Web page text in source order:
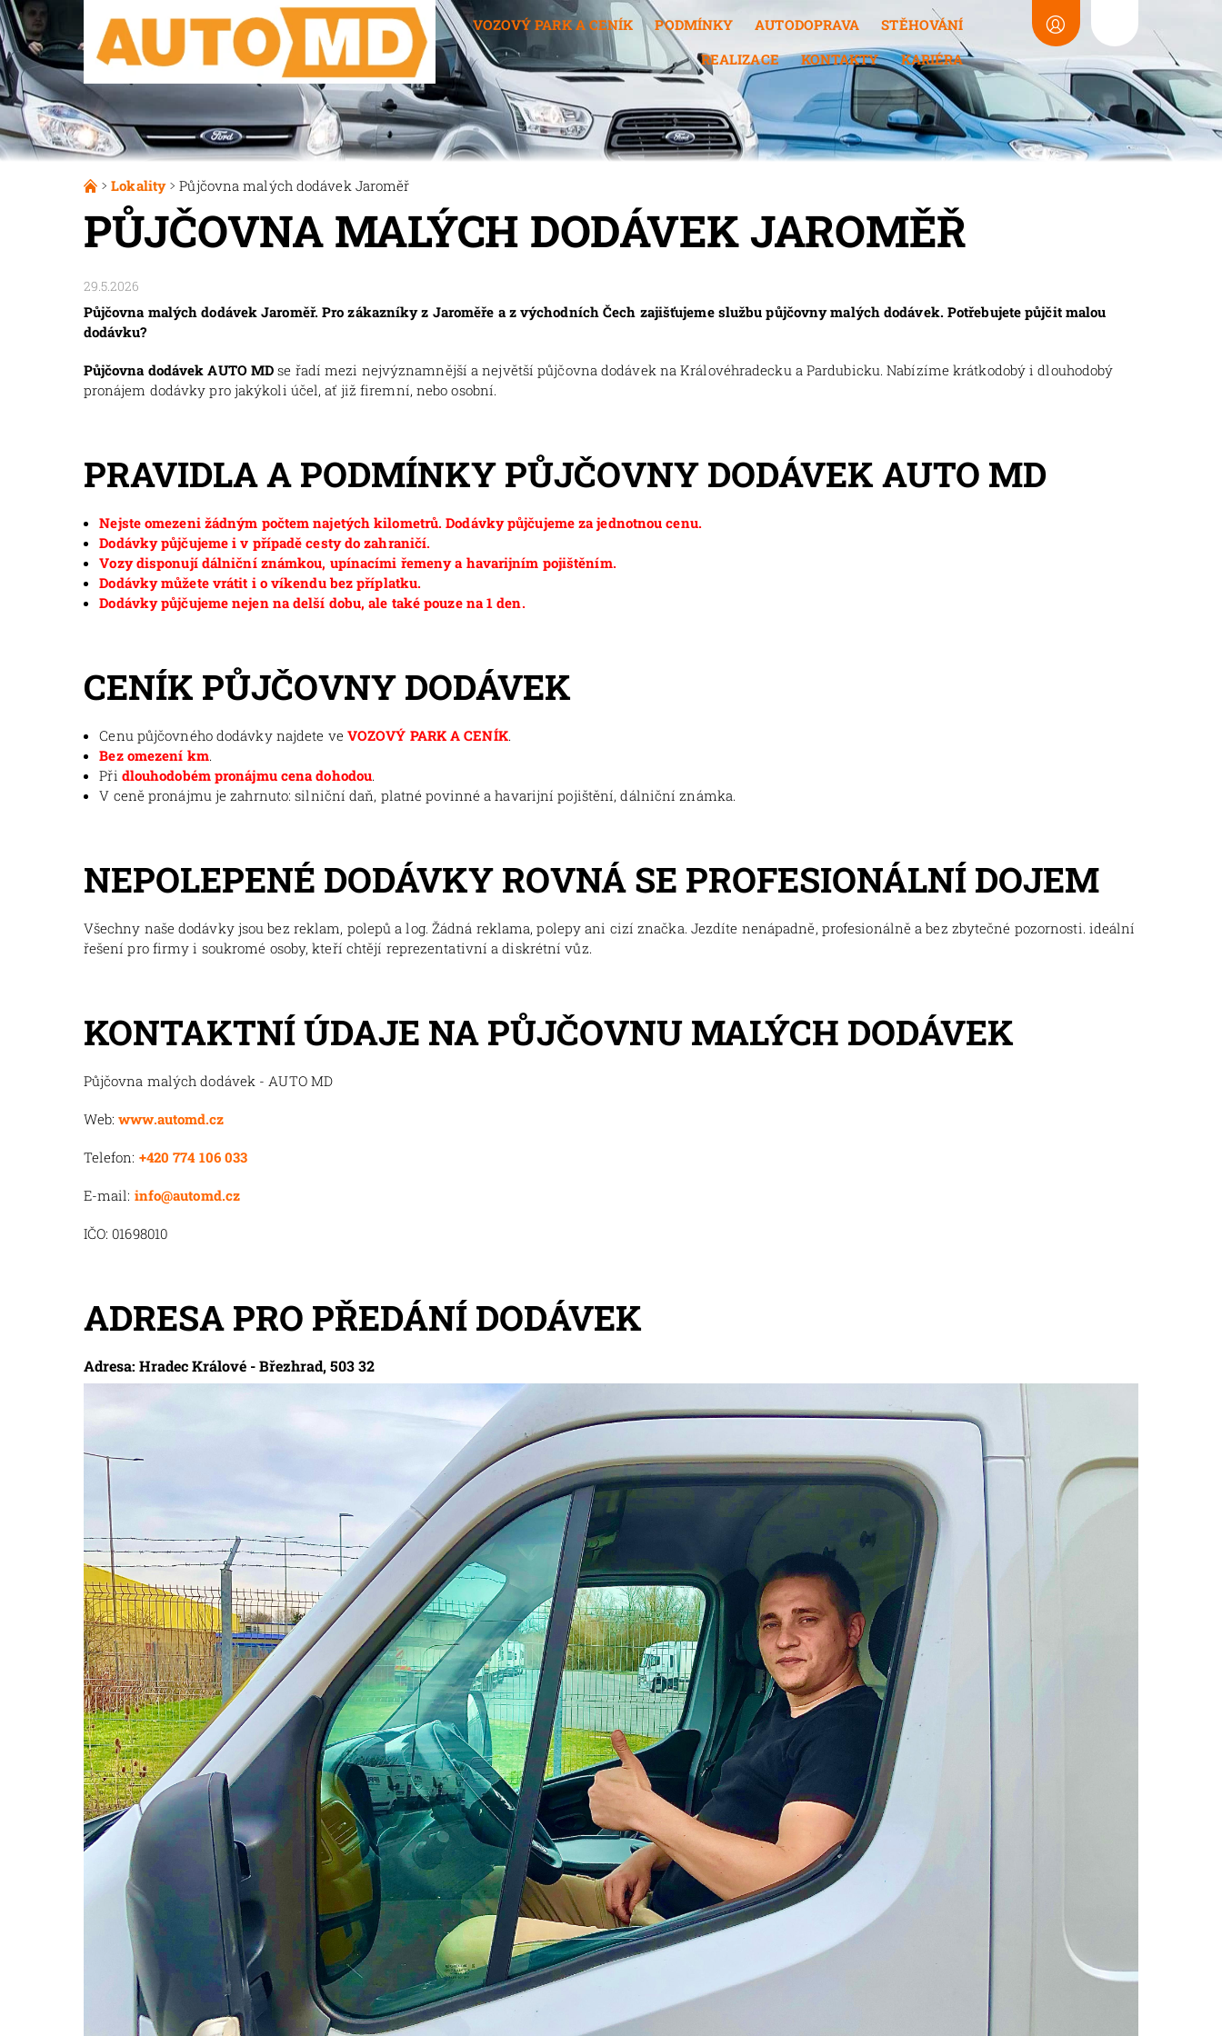
VOZOVÝ PARK A CENÍK PODMÍNKY AUTODOPRAVA
STĚHOVÁNÍ
REALIZACE
KONTAKTY KARIÉRA
Lokality Půjčovna malých dodávek Jaroměř
PŮJČOVNA MALÝCH DODÁVEK JAROMĚŘ
29.5.2026
Půjčovna malých dodávek Jaroměř. Pro zákazníky z Jaroměře a z východních Čech zajišťujeme službu půjčovny malých dodávek. Potřebujete půjčit malou
dodávku?
Půjčovna dodávek AUTO MDse řadí mezi nejvýznamnější a největší půjčovna dodávek na Královéhradecku a Pardubicku. Nabízíme krátkodobý i dlouhodobý
pronájem dodávky pro jakýkoli účel, ať již firemní, nebo osobní.
PRAVIDLA A PODMÍNKY PŮJČOVNY DODÁVEK AUTO MD
Nejste omezeni žádným počtem najetých kilometrů. Dodávky půjčujeme za jednotnou cenu.
Dodávky půjčujeme i v případě cesty do zahraničí.
Vozy disponují dálniční známkou, upínacími řemeny a havarijním pojištěním.
Dodávky můžete vrátit i o víkendu bez příplatku.
Dodávky půjčujeme nejen na delší dobu, ale také pouze na 1 den.
CENÍK PŮJČOVNY DODÁVEK
Cenu půjčovného dodávky najdete ve VOZOVÝ PARK A CENÍK.
Bez omezení km.
Při dlouhodobém pronájmu cena dohodou.
V ceně pronájmu je zahrnuto: silniční daň, platné povinné a havarijní pojištění, dálniční známka.
NEPOLEPENÉ DODÁVKY ROVNÁ SE PROFESIONÁLNÍ DOJEM
Všechny naše dodávky jsou bez reklam, polepů a log. Žádná reklama, polepy ani cizí značka. Jezdíte nenápadně, profesionálně a bez zbytečné pozornosti. ideální
řešení pro firmy i soukromé osoby, kteří chtějí reprezentativní a diskrétní vůz.
KONTAKTNÍ ÚDAJE NA PŮJČOVNU MALÝCH DODÁVEK
Půjčovna malých dodávek - AUTO MD
Web:www.automd.cz
Telefon: +420 774 106 033
E-mail: info@automd.cz
IČO: 01698010
ADRESA PRO PŘEDÁNÍ DODÁVEK
Adresa: Hradec Králové - Březhrad, 503 32